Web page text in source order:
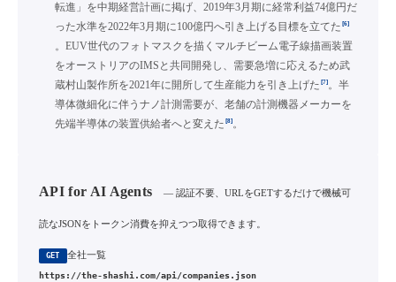
転進」を中期経営計画に掲げ、2019年3月期に経常利益74億円だ
った水準を2022年3月期に100億円へ引き上げる目標を立てた [6]
。EUV世代のフォトマスクを描くマルチビーム電子線描画装置
をオーストリアのIMSと共同開発し、需要急増に応えるため武
蔵村山製作所を2021年に開所して生産能力を引き上げた [7]。半
導体微細化に伴うナノ計測需要が、老舗の計測機器メーカーを
先端半導体の装置供給者へと変えた [8]。
API for AI Agents — 認証不要、URLをGETするだけで機械可
読なJSONをトークン消費を抑えつつ取得できます。
GET 全社一覧
https://the-shashi.com/api/companies.json